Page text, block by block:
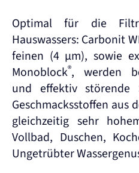
Optimal für die
Hauswassers: Carbonit
feinen (4 µm), sowie
Monoblock®, werden
und effektiv störende
Geschmacksstoffen aus
gleichzeitig sehr
Vollbad, Duschen,
Ungetrübter